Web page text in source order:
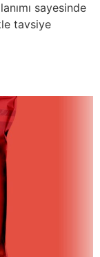
sayesinde
tavsiye